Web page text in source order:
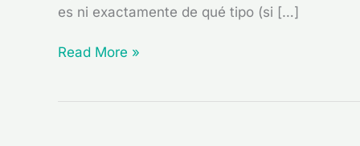
es ni exactamente de qué tipo (si […]
Read More »